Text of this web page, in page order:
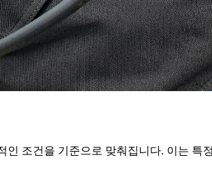
조건을 기준으로 맞춰집니다. 이는 특